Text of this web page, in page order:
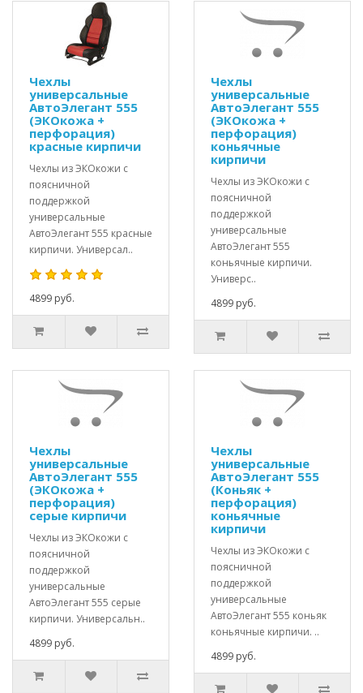
Чехлы
универсальные
АвтоЭлегант 555
(ЭКОкожа +
перфорация)
красные кирпичи
Чехлы из ЭКОкожи с
поясничной
поддержкой
универсальные
АвтоЭлегант 555 красные
кирпичи. Универсал..
4899 руб.
Чехлы
универсальные
АвтоЭлегант 555
(ЭКОкожа +
перфорация)
коньячные
кирпичи
Чехлы из ЭКОкожи с
поясничной
поддержкой
универсальные
АвтоЭлегант 555
коньячные кирпичи.
Универс..
4899 руб.
Чехлы
универсальные
АвтоЭлегант 555
(ЭКОкожа +
перфорация)
серые кирпичи
Чехлы из ЭКОкожи с
поясничной
поддержкой
универсальные
АвтоЭлегант 555 серые
кирпичи. Универсальн..
4899 руб.
Чехлы
универсальные
АвтоЭлегант 555
(Коньяк +
перфорация)
коньячные
кирпичи
Чехлы из ЭКОкожи с
поясничной
поддержкой
универсальные
АвтоЭлегант 555 коньяк
коньячные кирпичи. ..
4899 руб.